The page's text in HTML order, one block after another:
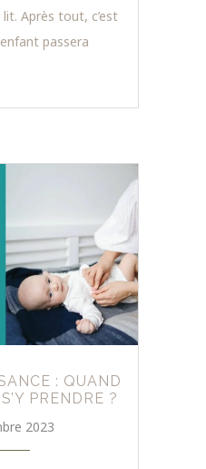
lit. Après tout, c’est
passera
: QUAND
PRENDRE ?
2023